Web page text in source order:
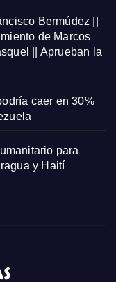
Bermúdez ||
de Marcos
|| Aprueban la
caer en 30%
para
y Haití